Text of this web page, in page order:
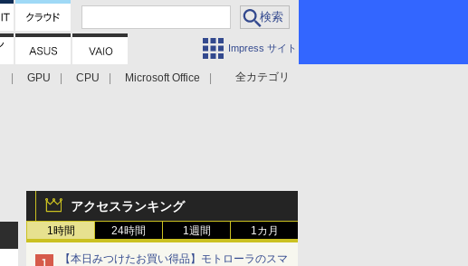
Impress サイト
全カテゴリ
GPU CPU
Microsoft Office
アクセスランキング
1時間 24時間 1週間 1カ月
【本日みつけたお買い得品】モトローラのスマ